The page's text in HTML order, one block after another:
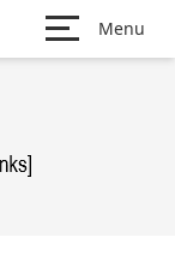
Menu